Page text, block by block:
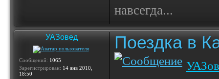
навсегда...
УАЗовед
Сообщений: 1065
Зарегистрирован: 14 янв 2010,
18:50
Поездка в